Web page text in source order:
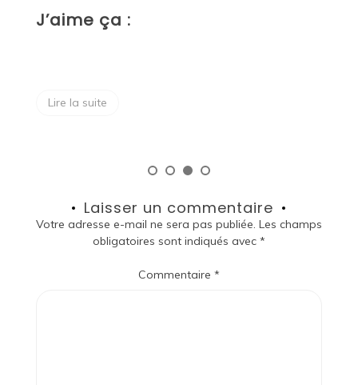
J’aime ça :
Lire la suite
Laisser un commentaire
Votre adresse e-mail ne sera pas publiée. Les champs
obligatoires sont indiqués avec *
Commentaire *